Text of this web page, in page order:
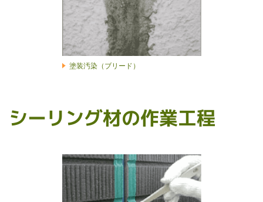
塗装汚染（ブリード）
シーリング材の作業工程